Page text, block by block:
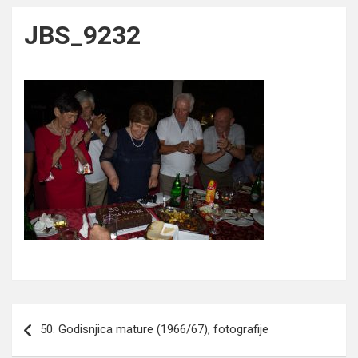
JBS_9232
članaka
50. Godisnjica mature (1966/67), fotografije